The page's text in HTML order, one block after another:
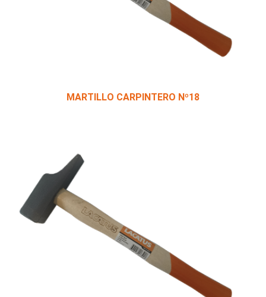
MARTILLO CARPINTERO Nº18